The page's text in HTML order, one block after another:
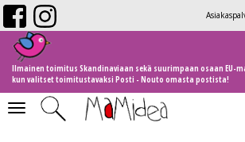
Ilmainen toimitus Skandinaviaan sekä suurimpaan osaan EU-
kun valitset toimitustavaksi Posti - Nouto omasta postista!
Toggle
navigation